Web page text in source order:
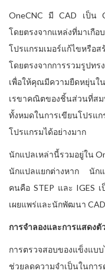
OneCNC มี CAD เป็น
โดยตรงจากแหล่งที่มาเกื
โปรแกรมเมอร์แก้ไขหรือ
โดยตรงจากการรวมรูปท
เพื่อให้คุณมีความยืดหยุ่น
เรขาคณิตของชิ้นส่วนที่ส
ทั้งหมดในการเขียนโปรแ
โปรแกรมได้อย่างมาก
นักแปลเหล่านี้รวมอยู่ใน
นักแปลแยกต่างหาก นักแ
คนคือ STEP และ IGES
เผยแพร่และนักพัฒนา
การจำลองและการแสดงตั
การตรวจสอบของแข็งแบ
ช่วยลดความจำเป็นในกา